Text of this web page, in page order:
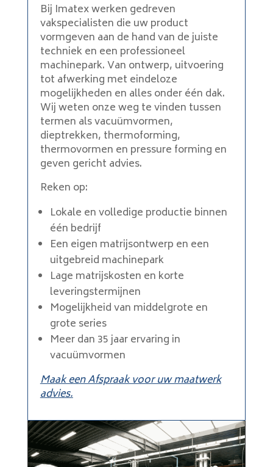
Bij Imatex werken gedreven
vakspecialisten die uw product
vormgeven aan de hand van de juiste
techniek en een professioneel
machinepark. Van ontwerp, uitvoering
tot afwerking met eindeloze
mogelijkheden en alles onder één dak.
Wij weten onze weg te vinden tussen
termen als vacuümvormen,
dieptrekken, thermoforming,
thermovormen en pressure forming en
geven gericht advies.
Reken op:
Lokale en volledige productie binnen
één bedrijf
Een eigen matrijsontwerp en een
uitgebreid machinepark
Lage matrijskosten en korte
leveringstermijnen
Mogelijkheid van middelgrote en
grote series
Meer dan 35 jaar ervaring in
vacuümvormen
Maak een Afspraak voor uw maatwerk
advies.